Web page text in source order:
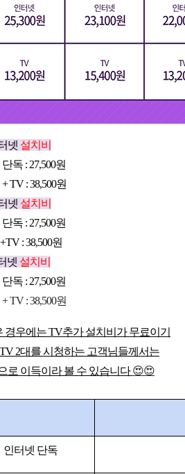
넷 설치비
독 : 27,500원
TV : 38,500원
넷 설치비
독 : 27,500원
: 38,500원
넷 설치비
독 : 27,500원
TV : 38,500원
경우에는 TV추가 설치비가 무료이기
2대를 시청하는 고객님들께서는
로 이득이라 볼 수 있습니다 😍😍
인터넷 단독